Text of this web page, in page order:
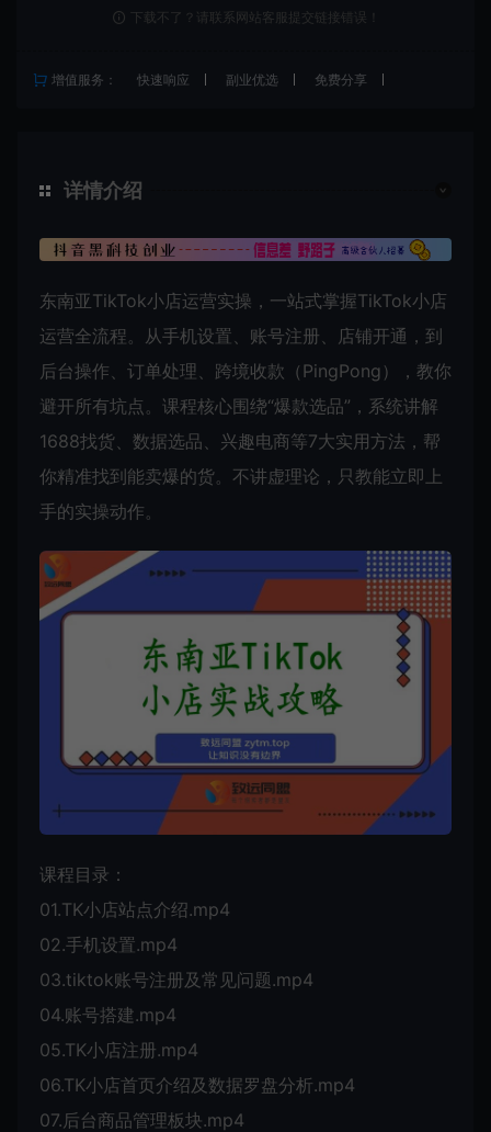
下载不了？请联系网站客服提交链接错误！
增值服务： 快速响应 副业优选 免费分享
详情介绍
东南亚TikTok小店运营实操，一站式掌握TikTok小店
运营全流程。从手机设置、账号注册、店铺开通，到
后台操作、订单处理、跨境收款（PingPong），教你
避开所有坑点。课程核心围绕“爆款选品”，系统讲解
1688找货、数据选品、兴趣电商等7大实用方法，帮
你精准找到能卖爆的货。不讲虚理论，只教能立即上
手的实操动作。
课程目录：
01.TK小店站点介绍.mp4
02.手机设置.mp4
03.tiktok账号注册及常见问题.mp4
04.账号搭建.mp4
05.TK小店注册.mp4
06.TK小店首页介绍及数据罗盘分析.mp4
07.后台商品管理板块.mp4